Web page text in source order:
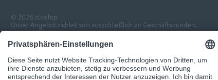
© 2026 d.velop
Unser Angebot richtet sich ausschließlich an Geschäftskunden.